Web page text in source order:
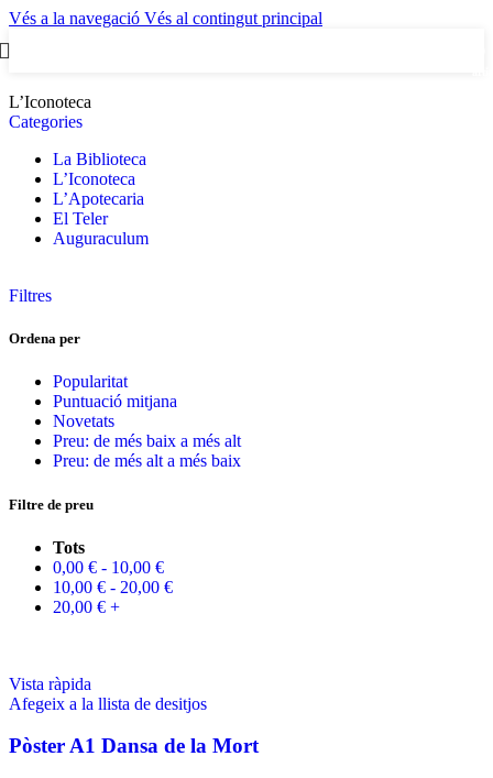
Vés a la navegació Vés al contingut principal
L’Iconoteca
Categories
La Biblioteca
L’Iconoteca
L’Apotecaria
El Teler
Auguraculum
Filtres
Ordena per
Popularitat
Puntuació mitjana
Novetats
Preu: de més baix a més alt
Preu: de més alt a més baix
Filtre de preu
Tots
0,00 € - 10,00 €
10,00 € - 20,00 €
20,00 € +
Vista ràpida
Afegeix a la llista de desitjos
Pòster A1 Dansa de la Mort
¡Enviament gratuït en compres superiors a 50 €!
¡Enviament gratuït en compres superiors a 50 €!